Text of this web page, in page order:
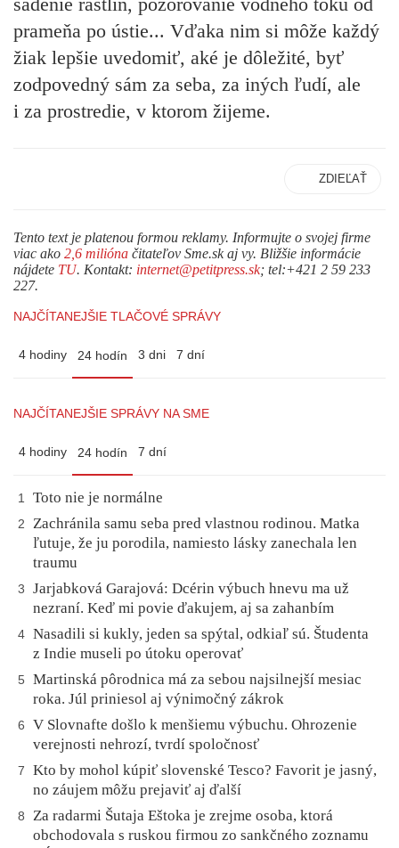
prameňa po ústie... Vďaka nim si môže každý
žiak lepšie uvedomiť, aké je dôležité, byť
zodpovedný sám za seba, za iných ľudí, ale
i za prostredie, v ktorom žijeme.
ZDIEĽAŤ
Tento text je platenou formou reklamy. Informujte o svojej firme
viac ako 2,6 milióna čitateľov Sme.sk aj vy. Bližšie informácie
nájdete TU. Kontakt: internet@petitpress.sk; tel:+421 2 59 233
227.
NAJČÍTANEJŠIE TLAČOVÉ SPRÁVY
4 hodiny 24 hodín 3 dni 7 dní
NAJČÍTANEJŠIE SPRÁVY NA SME
4 hodiny 24 hodín 7 dní
1 Toto nie je normálne
2
Zachránila samu seba pred vlastnou rodinou. Matka
ľutuje, že ju porodila, namiesto lásky zanechala len
traumu
3
Jarjabková Garajová: Dcérin výbuch hnevu ma už
nezraní. Keď mi povie ďakujem, aj sa zahanbím
4 Nasadili si kukly, jeden sa spýtal, odkiaľ sú. Študenta
z Indie museli po útoku operovať
5
Martinská pôrodnica má za sebou najsilnejší mesiac
roka. Júl priniesol aj výnimočný zákrok
6
V Slovnafte došlo k menšiemu výbuchu. Ohrozenie
verejnosti nehrozí, tvrdí spoločnosť
7
Kto by mohol kúpiť slovenské Tesco? Favorit je jasný,
no záujem môžu prejaviť aj ďalší
8
Za radarmi Šutaja Eštoka je zrejme osoba, ktorá
obchodovala s ruskou firmou zo sankčného zoznamu